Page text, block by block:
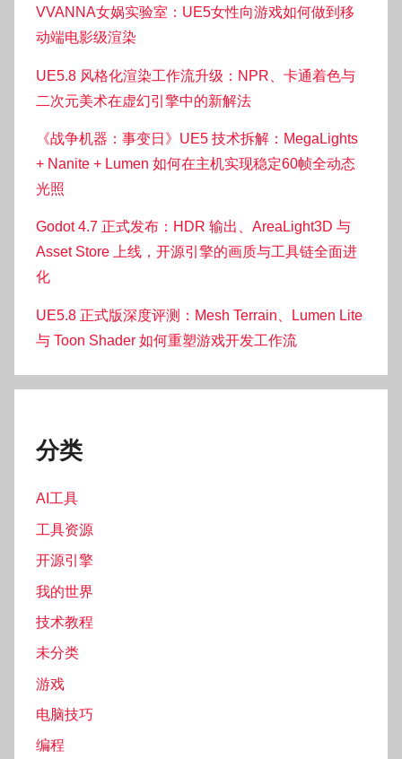
VVANNA女娲实验室：UE5女性向游戏如何做到移
动端电影级渲染
UE5.8 风格化渲染工作流升级：NPR、卡通着色与
二次元美术在虚幻引擎中的新解法
《战争机器：事变日》UE5 技术拆解：MegaLights
+ Nanite + Lumen 如何在主机实现稳定60帧全动态
光照
Godot 4.7 正式发布：HDR 输出、AreaLight3D 与
Asset Store 上线，开源引擎的画质与工具链全面进
化
UE5.8 正式版深度评测：Mesh Terrain、Lumen Lite
与 Toon Shader 如何重塑游戏开发工作流
分类
AI工具
工具资源
开源引擎
我的世界
技术教程
未分类
游戏
电脑技巧
编程